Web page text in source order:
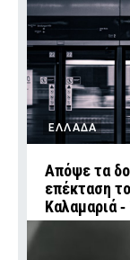
ΕΛΛΑΔΑ
Απόψε τα
επέκταση
Καλαμαριά ‑